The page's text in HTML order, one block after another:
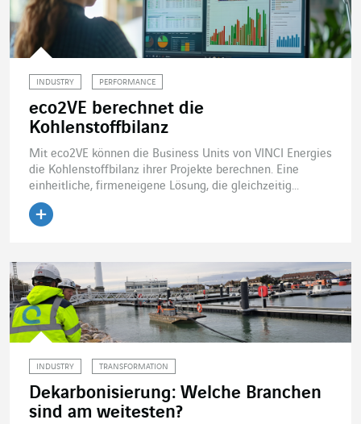
INDUSTRY PERFORMANCE
eco2VE berechnet die
Kohlenstoffbilanz
Mit eco2VE können die Business Units von VINCI Energies
die Kohlenstoffbilanz ihrer Projekte berechnen. Eine
einheitliche, firmeneigene Lösung, die gleichzeitig...
INDUSTRY TRANSFORMATION
Dekarbonisierung: Welche Branchen
sind am weitesten?